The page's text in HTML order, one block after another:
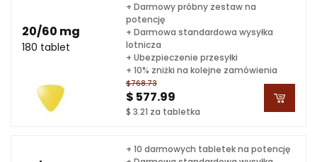
20/60 mg
180 tablet
$768.73
$ 577.99
$ 3.21 za tabletka
+ Darmowy próbny zestaw na
potencję
+ Darmowa standardowa wysyłka
lotnicza
+ Ubezpieczenie przesyłki
+ 10% zniżki na kolejne zamówienia
+ 10 darmowych tabletek na potencję